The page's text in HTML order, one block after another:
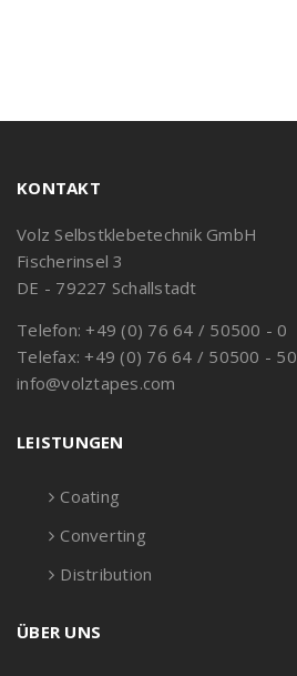
KONTAKT
Volz Selbstklebetechnik GmbH
Fischerinsel 3
DE - 79227 Schallstadt
Telefon: +49 (0) 76 64 / 50500 - 0
Telefax: +49 (0) 76 64 / 50500 - 50
info@volztapes.com
LEISTUNGEN
Coating
Converting
Distribution
ÜBER UNS